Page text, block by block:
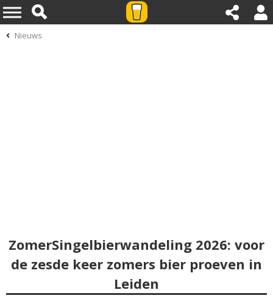
Nieuws
ZomerSingelbierwandeling 2026: voor
de zesde keer zomers bier proeven in
Leiden